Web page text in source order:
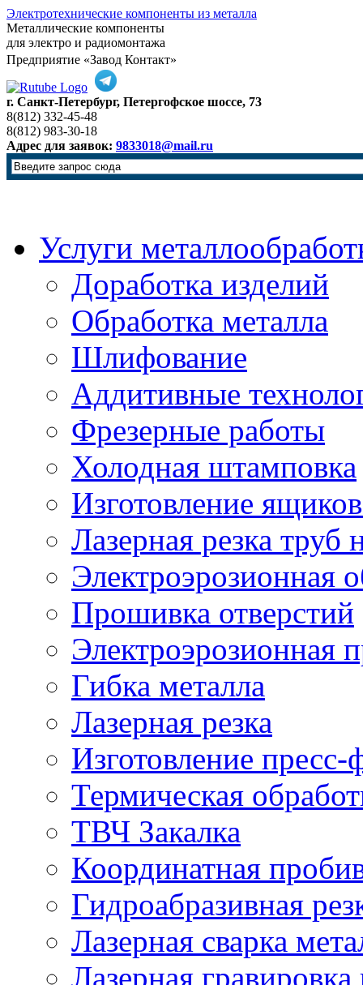
Электротехнические компоненты из металла
Металлические компоненты
для электро и радиомонтажа
Предприятие «Завод Контакт»
г. Санкт-Петербург, Петергофское шоссе, 73
8(812) 332-45-48
8(812) 983-30-18
Адрес для заявок: 9833018@mail.ru
Услуги
Доработка изделий
Обработка металла
Шлифование
Аддитивные
Фрезерные работы
Холодная штамповка
Изготовление
Лазерная резка труб
Электроэрозионная
Прошивка отверстий
Электроэрозионная
Гибка металла
Лазерная резка
Изготовление
Термическая
ТВЧ Закалка
Координатная
Гидроабразивная
Лазерная сварка
Лазерная гравировка